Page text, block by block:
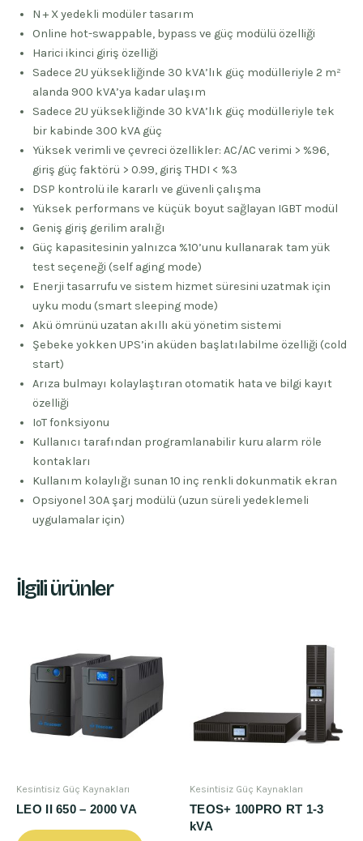
N + X yedekli modüler tasarım
Online hot-swappable, bypass ve güç modülü özelliği
Harici ikinci giriş özelliği
Sadece 2U yüksekliğinde 30 kVA’lık güç modülleriyle 2 m²
alanda 900 kVA’ya kadar ulaşım
Sadece 2U yüksekliğinde 30 kVA’lık güç modülleriyle tek
bir kabinde 300 kVA güç
Yüksek verimli ve çevreci özellikler: AC/AC verimi > %96,
giriş güç faktörü > 0.99, giriş THDI < %3
DSP kontrolü ile kararlı ve güvenli çalışma
Yüksek performans ve küçük boyut sağlayan IGBT modül
Geniş giriş gerilim aralığı
Güç kapasitesinin yalnızca %10’unu kullanarak tam yük
test seçeneği (self aging mode)
Enerji tasarrufu ve sistem hizmet süresini uzatmak için
uyku modu (smart sleeping mode)
Akü ömrünü uzatan akıllı akü yönetim sistemi
Şebeke yokken UPS’in aküden başlatılabilme özelliği (cold
start)
Arıza bulmayı kolaylaştıran otomatik hata ve bilgi kayıt
özelliği
IoT fonksiyonu
Kullanıcı tarafından programlanabilir kuru alarm röle
kontakları
Kullanım kolaylığı sunan 10 inç renkli dokunmatik ekran
Opsiyonel 30A şarj modülü (uzun süreli yedeklemeli
uygulamalar için)
İlgili ürünler
Kesintisiz Güç Kaynakları
LEO II 650 – 2000 VA
Kesintisiz Güç Kaynakları
TEOS+ 100PRO RT 1-3
kVA